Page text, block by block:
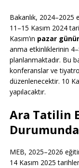
Bakanlık, 2024–2025
11–15 Kasım 2024
Kasım’ın pazar
anma etkinliklerinin
planlanmaktadır. Bu
konferanslar ve
düzenlenecektir. 10
yapılacaktır.
Ara Tatilin
MEB, 2025–2026
14 Kasım 2025